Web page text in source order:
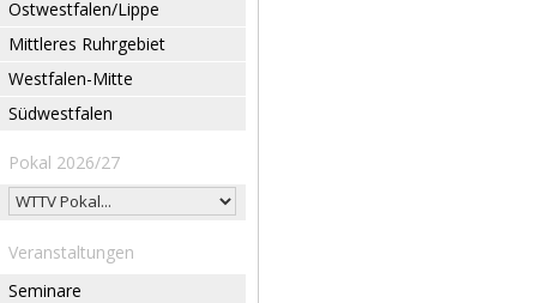
Ostwestfalen/Lippe
Mittleres Ruhrgebiet
Westfalen-Mitte
Südwestfalen
Pokal 2026/27
Veranstaltungen
Seminare